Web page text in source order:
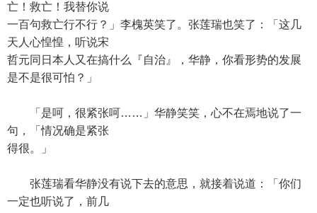
亡！救亡！我替你说
一百句救亡行不行？」李槐英笑了。张莲瑞也笑了：「这几
天人心惶惶，听说宋
哲元同日本人又在搞什么『自治』，华静，你看形势的发展
是不是很可怕？」
「是呵，很紧张呵……」华静笑笑，心不在焉地说了一
句，「情况确是紧张
得很。」
张莲瑞看华静没有说下去的意思，就接着说道：「你们
一定也听说了，前几